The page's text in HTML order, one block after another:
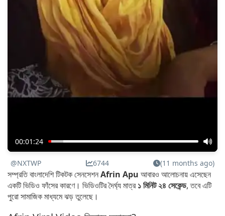
00:01:24
@NXTWP 6744 (11 months ago)
সম্প্রতি বাংলাদেশি টিকটক সেনসেশনAfrin Apu আবারও আলোচনায় এসেছেন
একটি ভিডিও ফাঁসের কারণে। ভিডিওটির দৈর্ঘ্য মাত্র১ মিনিট ২৪ সেকেন্ড, তবে এটি
পুরো সামাজিক মাধ্যমে ঝড় তুলেছে।